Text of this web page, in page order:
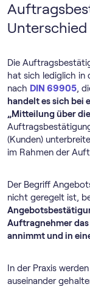
Unterschied
Die
hat sich lediglich in
nach DIN 69905,
handelt es sich bei
„Mitteilung über
(Kunden)
im Rahmen der
Der Begriff
nicht geregelt ist,
Auftragnehmer
annimmt und in
In der Praxis
auseinander